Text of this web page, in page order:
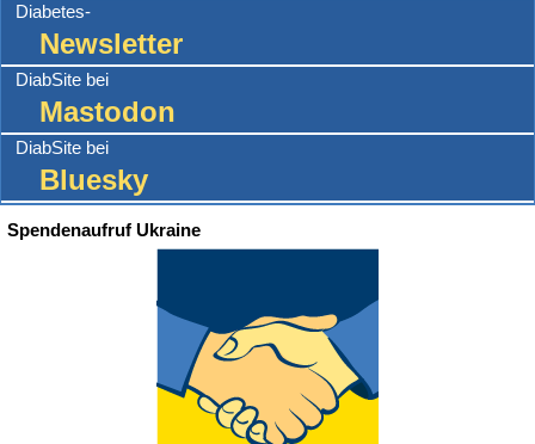
Diabetes-
Newsletter
DiabSite bei
Mastodon
DiabSite bei
Bluesky
Spendenaufruf Ukraine